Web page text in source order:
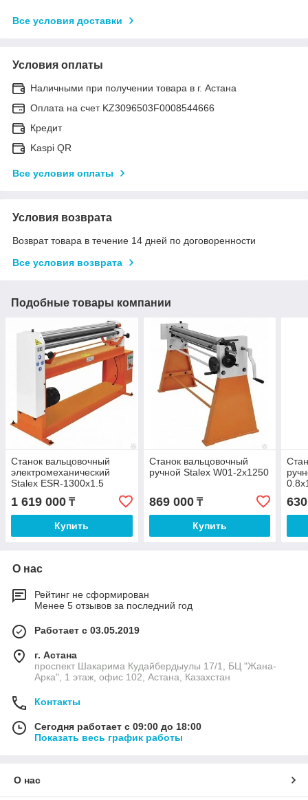
Все условия доставки
Условия оплаты
Наличными при получении товара в г. Астана
Оплата на счет KZ3096503F0008544666
Кредит
Kaspi QR
Все условия оплаты
Условия возврата
Возврат товара в течение 14 дней по договоренности
Все условия возврата
Подобные товары компании
Станок вальцовочный
электромеханический
Stalex ESR-1300х1.5
1 619 000 ₸
Купить
Станок вальцовочный
ручной Stalex W01-2х1250
869 000₸
Купить
О нас
Рейтинг не сформирован
Менее 5 отзывов за последний год
Работает с 03.05.2019
г. Астана
проспект Шакарима Кудайбердыулы 17/1, БЦ "Жана-
Арка", 1 этаж, офис 102, Астана, Казахстан
Контакты
Сегодня работает с 09:00 до 18:00
Показать весь график работы
О нас